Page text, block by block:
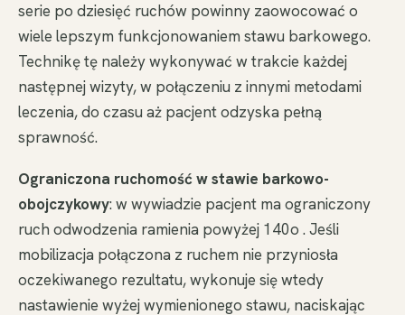
serie po dziesięć ruchów powinny zaowocować o
wiele lepszym funkcjonowaniem stawu barkowego.
Technikę tę należy wykonywać w trakcie każdej
następnej wizyty, w połączeniu z innymi metodami
leczenia, do czasu aż pacjent odzyska pełną
sprawność.
Ograniczona ruchomość w stawie barkowo-
obojczykowy: w wywiadzie pacjent ma ograniczony
ruch odwodzenia ramienia powyżej 140o . Jeśli
mobilizacja połączona z ruchem nie przyniosła
oczekiwanego rezultatu, wykonuje się wtedy
nastawienie wyżej wymienionego stawu, naciskając